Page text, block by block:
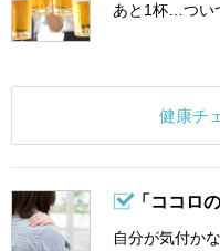
あと1杯…つい
健康チ
「ココロ
自分が気付か